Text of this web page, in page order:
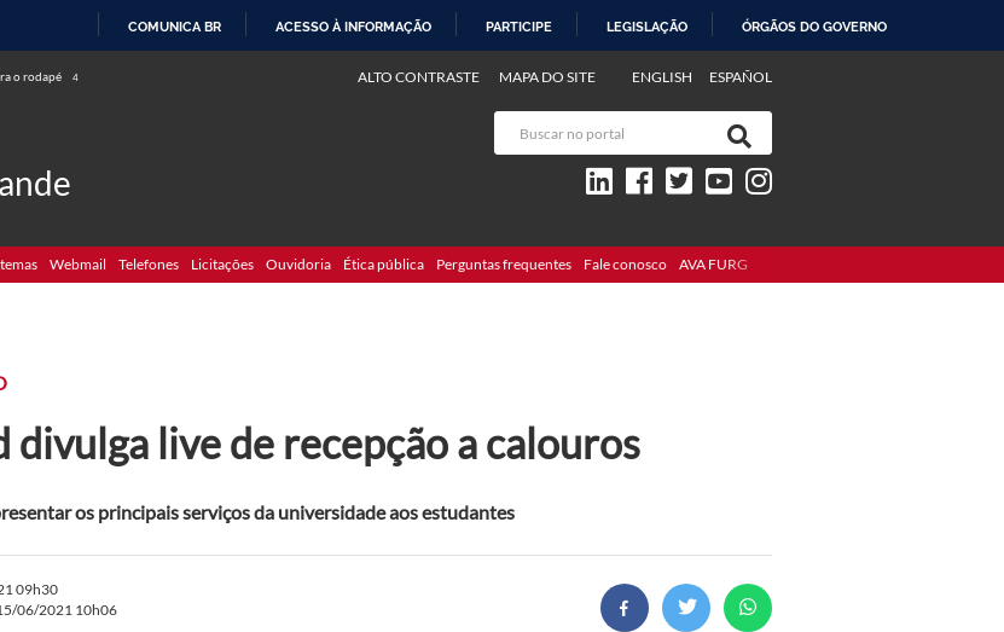
COMUNICA BR ACESSO À INFORMAÇÃO PARTICIPE LEGISLAÇÃO ÓRGÃOS DO GOVERNO
o rodapé 4 ENGLISH ESPAÑOL
ALTO CONTRASTE MAPA DO SITE
Webmail Telefones Licitações Ouvidoria Ética pública Perguntas frequentes Fale conosco AVA FURG
divulga live de recepção a calouros
os principais serviços da universidade aos estudantes
09h30
06/2021 10h06